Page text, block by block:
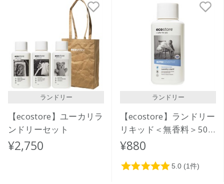
ランドリー
【ecostore】ユーカリラ
ンドリーセット
¥2,750
ランドリー
【ecostore】ランドリー
リキッド＜無香料＞500
ｍL
¥880